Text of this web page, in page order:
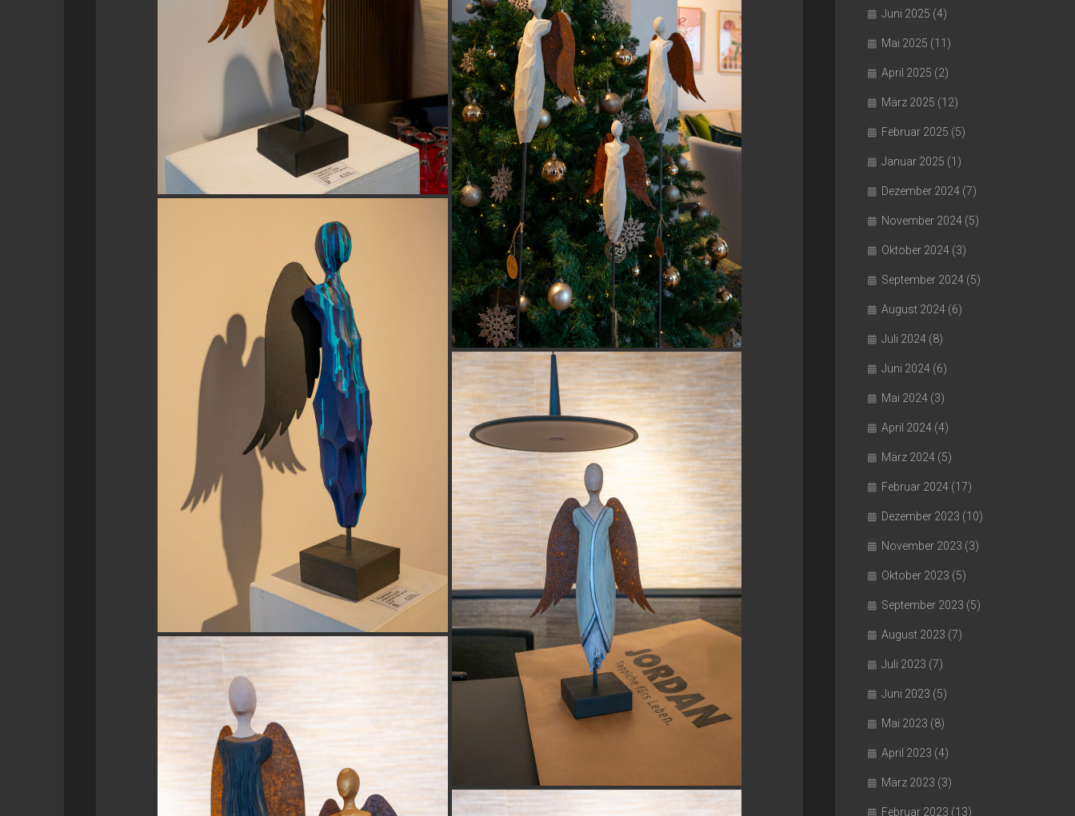
Juni 2025 (4)
Mai 2025 (11)
April 2025 (2)
März 2025 (12)
Februar 2025 (5)
Januar 2025 (1)
Dezember 2024 (7)
November 2024 (5)
Oktober 2024 (3)
September 2024 (5)
August 2024 (6)
Juli 2024 (8)
Juni 2024 (6)
Mai 2024 (3)
April 2024 (4)
März 2024 (5)
Februar 2024 (17)
Dezember 2023 (10)
November 2023 (3)
Oktober 2023 (5)
September 2023 (5)
August 2023 (7)
Juli 2023 (7)
Juni 2023 (5)
Mai 2023 (8)
April 2023 (4)
März 2023 (3)
Februar 2023 (13)